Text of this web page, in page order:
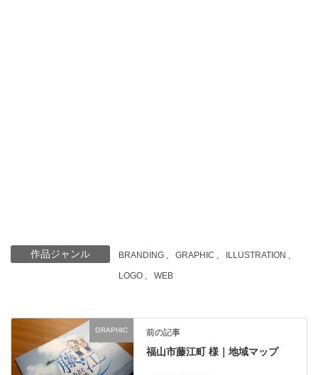
作品ジャンル BRANDING 、 GRAPHIC 、 ILLUSTRATION 、
LOGO 、 WEB
GRAPHIC 前の記事
福山市藤江町 様｜地域マップ